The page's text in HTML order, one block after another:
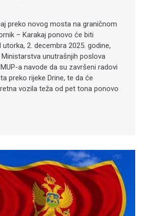
preko novog mosta na graničnom
– Karakaj ponovo će biti
2. decembra 2025. godine,
unutrašnjih poslova
a navode da su završeni radovi
preko rijeke Drine, te da će
vozila teža od pet tona ponovo